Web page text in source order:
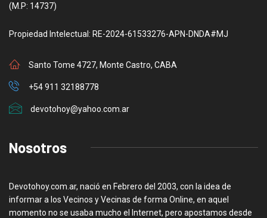
(M.P: 14737)
Propiedad Intelectual: RE-2024-61533276-APN-DNDA#MJ
Santo Tome 4727, Monte Castro, CABA
+54 911 32188778
devotohoy@yahoo.com.ar
Nosotros
Devotohoy.com.ar, nació en Febrero del 2003, con la idea de
informar a los Vecinos y Vecinas de forma Online, en aquel
momento no se usaba mucho el Internet, pero apostamos desde